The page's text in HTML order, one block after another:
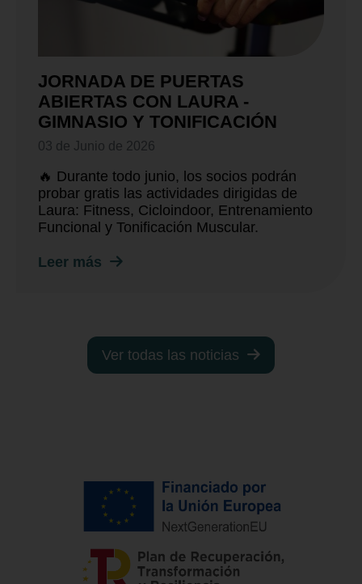
JORNADA DE PUERTAS
ABIERTAS CON LAURA -
GIMNASIO Y TONIFICACIÓN
03 de Junio de 2026
🔥 Durante todo junio, los socios podrán
probar gratis las actividades dirigidas de
Laura: Fitness, Cicloindoor, Entrenamiento
Funcional y Tonificación Muscular.
Leer más
Ver todas las noticias